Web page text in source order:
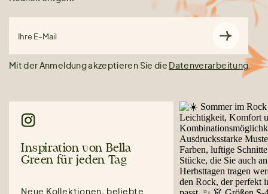
Ihre E-Mail
Mit der Anmeldung akzeptieren Sie die Datenverarbeitung.
Inspiration von Bella
Green für jeden Tag
Neue Kollektionen, beliebte